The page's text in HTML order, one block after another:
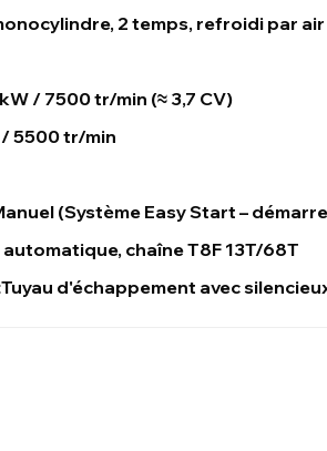
2 temps, refroidi par air
/ 7500 tr/min (≈ 3,7 CV)
/ 5500 tr/min
(Système Easy Start –
chaîne T8F 13T/68T
Tuyau d'échappement avec